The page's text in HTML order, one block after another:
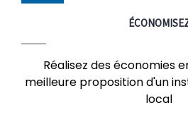
Réalisez des économies
meilleure proposition d'un
local